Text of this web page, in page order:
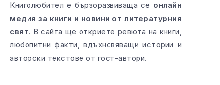
Книголюбител е бързоразвиваща се онлайн
медия за книги и новини от литературния
свят. В сайта ще откриете ревюта на книги,
любопитни факти, вдъхновяващи истории и
авторски текстове от гост-автори.